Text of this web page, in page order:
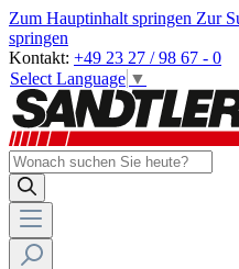
Zum Hauptinhalt springen Zur
springen
Kontakt: +49 23 27 / 98 67 - 0
Select Language ▼